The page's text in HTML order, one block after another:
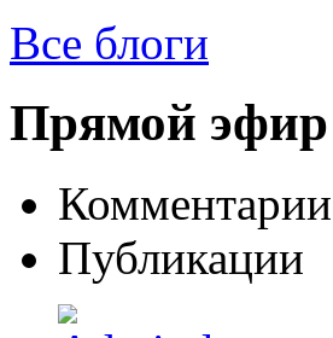
Все блоги
Прямой эфир
Комментарии
Публикации